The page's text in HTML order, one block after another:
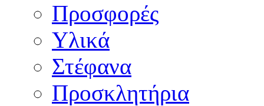
Προσφορές
Υλικά
Στέφανα
Προσκλητήρια